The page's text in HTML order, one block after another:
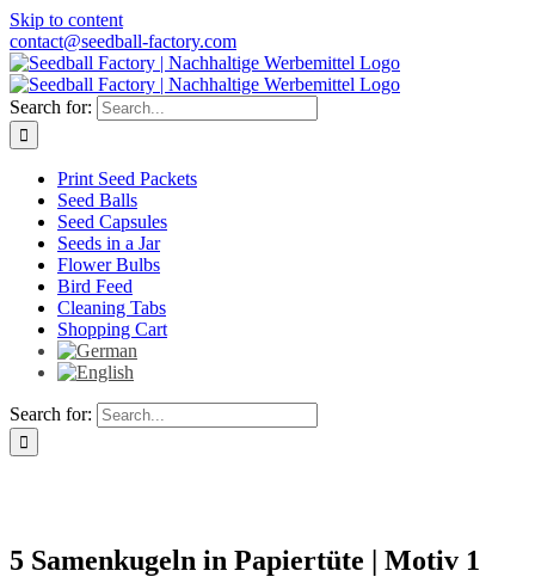
Skip to content
contact@seedball-factory.com
Search for:
Print Seed Packets
Seed Balls
Seed Capsules
Seeds in a Jar
Flower Bulbs
Bird Feed
Cleaning Tabs
Shopping Cart
Search for:
5 Samenkugeln in Papiertüte | Motiv 1